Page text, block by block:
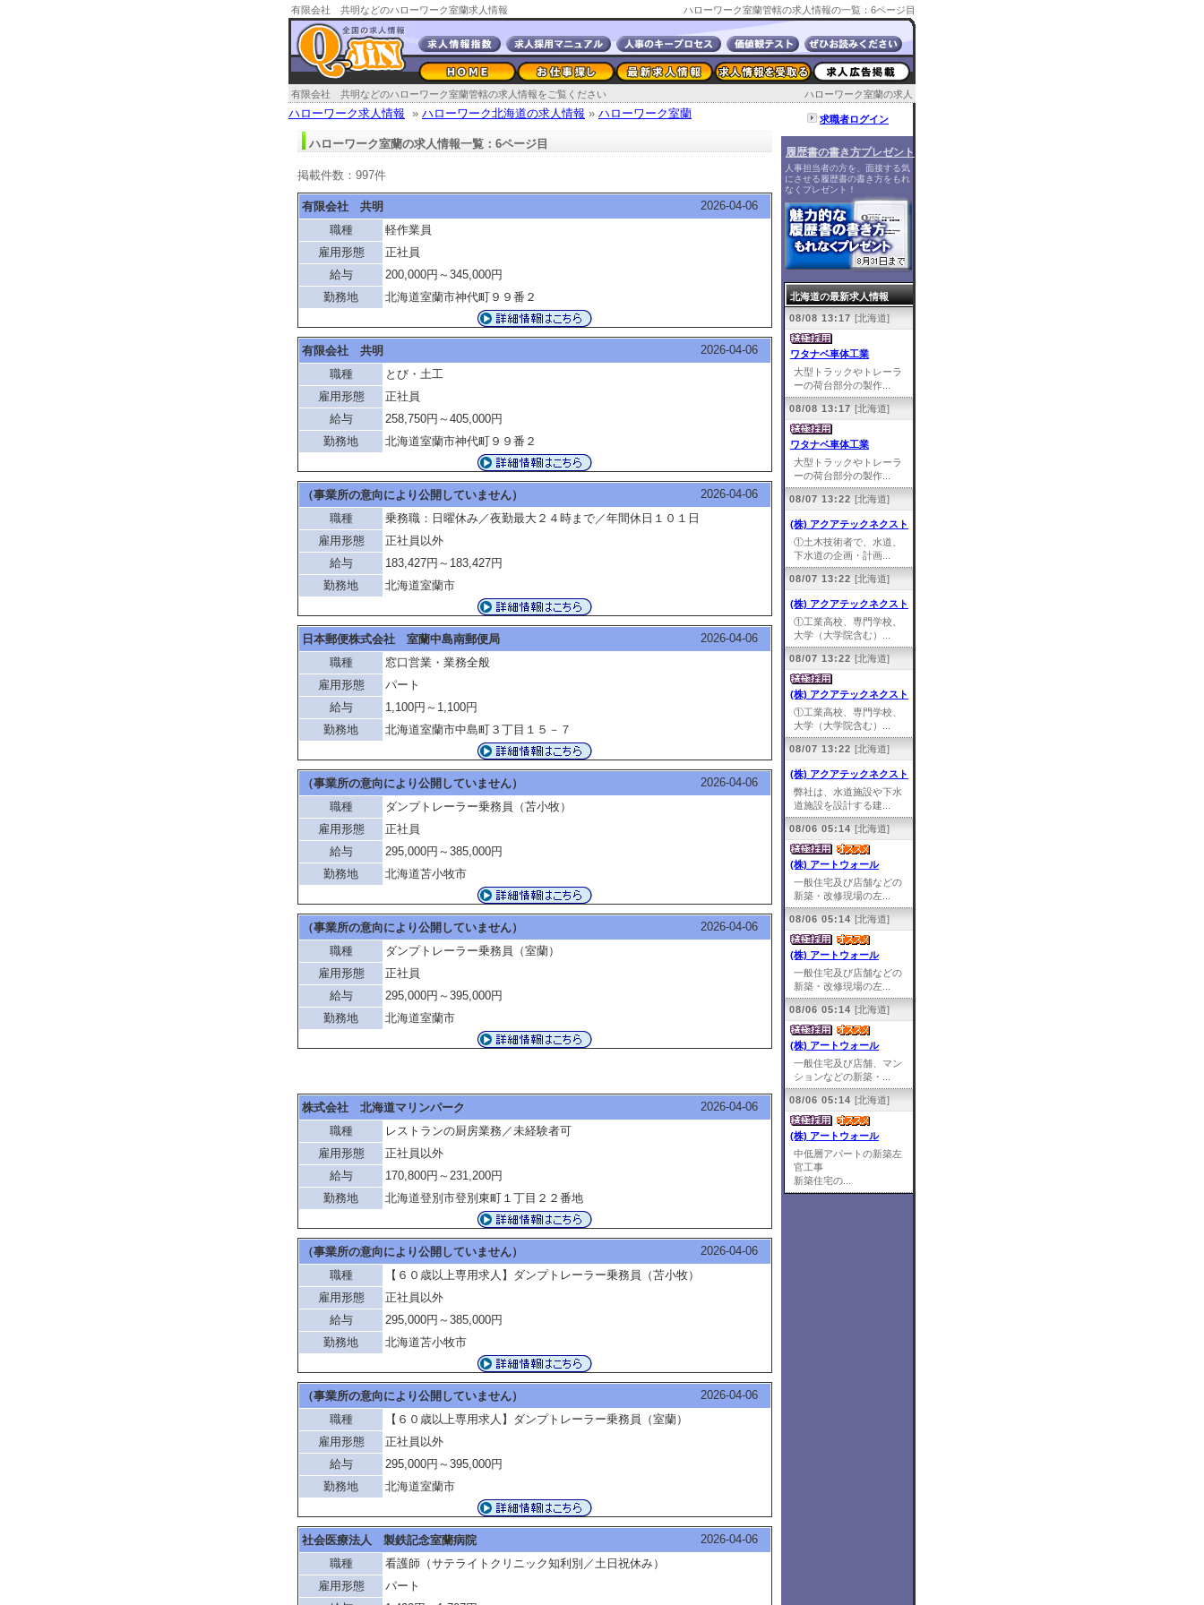
有限会社 共明などのハローワーク室蘭求人情報 ハローワーク室蘭管轄の求人情報の一覧：6ページ目
ハローワーク室蘭の求人
有限会社 共明などのハローワーク室蘭管轄の求人情報をご覧ください
ハローワーク求人情報 » ハローワーク北海道の求人情報 » ハローワーク室蘭
ハローワーク室蘭の求人情報一覧：6ページ目
掲載件数：997件
有限会社 共明
2026-04-06
職種
軽作業員
雇用形態
正社員
給与
200,000円～345,000円
勤務地
北海道室蘭市神代町９９番２
有限会社 共明
2026-04-06
職種
とび・土工
雇用形態
正社員
給与
258,750円～405,000円
勤務地
北海道室蘭市神代町９９番２
（事業所の意向により公開していません）
2026-04-06
職種
乗務職：日曜休み／夜勤最大２４時まで／年間休日１０１日
雇用形態
正社員以外
給与
183,427円～183,427円
勤務地
北海道室蘭市
日本郵便株式会社 室蘭中島南郵便局
2026-04-06
職種
窓口営業・業務全般
雇用形態
パート
給与
1,100円～1,100円
勤務地
北海道室蘭市中島町３丁目１５－７
（事業所の意向により公開していません）
2026-04-06
職種
ダンプトレーラー乗務員（苫小牧）
雇用形態
正社員
給与
295,000円～385,000円
勤務地
北海道苫小牧市
（事業所の意向により公開していません）
2026-04-06
職種
ダンプトレーラー乗務員（室蘭）
雇用形態
正社員
給与
295,000円～395,000円
勤務地
北海道室蘭市
株式会社 北海道マリンパーク
2026-04-06
職種
レストランの厨房業務／未経験者可
雇用形態
正社員以外
給与
170,800円～231,200円
勤務地
北海道登別市登別東町１丁目２２番地
（事業所の意向により公開していません）
2026-04-06
職種
【６０歳以上専用求人】ダンプトレーラー乗務員（苫小牧）
雇用形態
正社員以外
給与
295,000円～385,000円
勤務地
北海道苫小牧市
（事業所の意向により公開していません）
2026-04-06
職種
【６０歳以上専用求人】ダンプトレーラー乗務員（室蘭）
雇用形態
正社員以外
給与
295,000円～395,000円
勤務地
北海道室蘭市
社会医療法人 製鉄記念室蘭病院
2026-04-06
職種
看護師（サテライトクリニック知利別／土日祝休み）
雇用形態
パート
求職者ログイン
履歴書の書き方プレゼント
人事担当者の方を、面接する気
にさせる履歴書の書き方をもれ
なくプレゼント！
北海道の最新求人情報
08/08 13:17 [北海道]
ワタナベ車体工業
大型トラックやトレーラ
ーの荷台部分の製作...
08/08 13:17 [北海道]
ワタナベ車体工業
大型トラックやトレーラ
ーの荷台部分の製作...
08/07 13:22 [北海道]
(株) アクアテックネクスト
①土木技術者で、水道、
下水道の企画・計画...
08/07 13:22 [北海道]
(株) アクアテックネクスト
①工業高校、専門学校、
大学（大学院含む）...
08/07 13:22 [北海道]
(株) アクアテックネクスト
①工業高校、専門学校、
大学（大学院含む）...
08/07 13:22 [北海道]
(株) アクアテックネクスト
弊社は、水道施設や下水
道施設を設計する建...
08/06 05:14 [北海道]
(株) アートウォール
一般住宅及び店舗などの
新築・改修現場の左...
08/06 05:14 [北海道]
(株) アートウォール
一般住宅及び店舗などの
新築・改修現場の左...
08/06 05:14 [北海道]
(株) アートウォール
一般住宅及び店舗、マン
ションなどの新築・...
08/06 05:14 [北海道]
(株) アートウォール
中低層アパートの新築左
官工事
新築住宅の...